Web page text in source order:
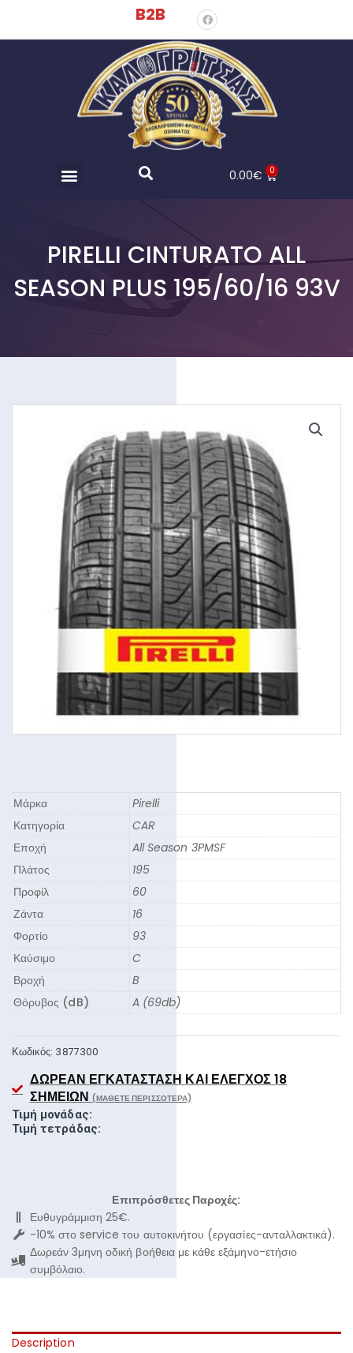
B2B
0.00€ 0
PIRELLI CINTURATO ALL
SEASON PLUS 195/60/16 93V
Μάρκα
Pirelli
Κατηγορία
CAR
Εποχή
All Season 3PMSF
Πλάτος
195
Προφίλ
60
Ζάντα
16
Φορτίο
93
Καύσιμο
C
Βροχή
B
Θόρυβος (dB)
A (69db)
Κωδικός: 3877300
ΔΩΡΕΆΝ ΕΓΚΑΤΆΣΤΑΣΗ ΚΑΙ ΈΛΕΓΧΟΣ 18
ΣΗΜΕΊΩΝ (ΜΆΘΕΤΕ ΠΕΡΙΣΣΌΤΕΡΑ)
Τιμή μονάδας:
Τιμή τετράδας:
Επιπρόσθετες Παροχές:
Ευθυγράμμιση 25€.
-10% στο service του αυτοκινήτου (εργασίες-ανταλλακτικά).
Δωρεάν 3μηνη οδική βοήθεια με κάθε εξάμηνο-ετήσιο
συμβόλαιο.
Description